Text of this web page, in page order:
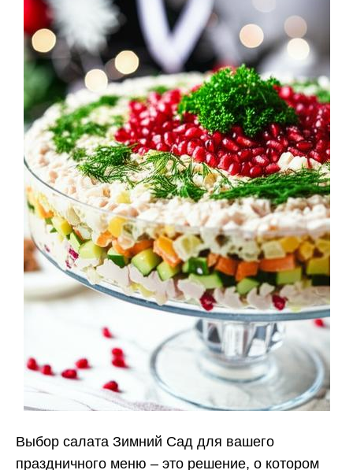
Выбор салата Зимний Сад для вашего
праздничного меню – это решение, о котором